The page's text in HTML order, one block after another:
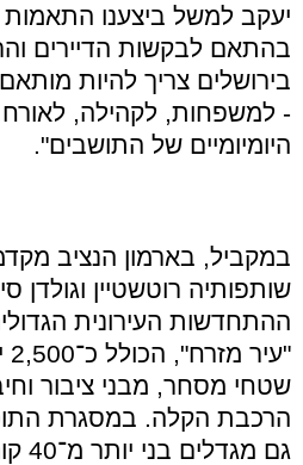
יעקב למשל ביצענו התאמות
בהתאם לבקשות הדיירים
בירושלים צריך להיות
- למשפחות, לקהילה,
היומיומיים של התושבים".
במקביל, בארמון הנציב
שותפותיה רוטשטיין וגולדן
ההתחדשות העירונית
"עיר מזרח", הכולל כ־2,500
שטחי מסחר, מבני ציבור
הרכבת הקלה. במסגרת
גם מגדלים בני יותר מ־40